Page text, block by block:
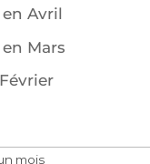
Avril
Mars